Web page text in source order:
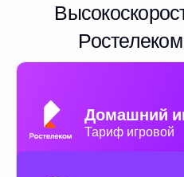
Домашний
Тариф игровой